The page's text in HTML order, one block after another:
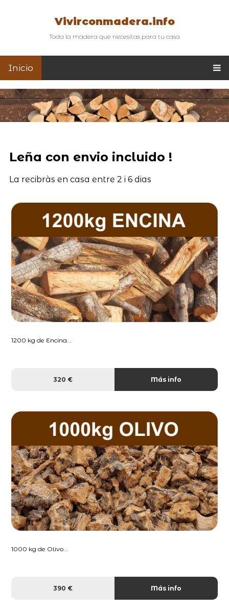
Vivirconmadera.info
Toda la madera que necesitas para tu casa
Inicio
Leña con envio incluido !
La recibràs en casa entre 2 i 6 dias
1200 kg de Encina...
320 € Más info
1000 kg de Olivo...
390 € Más info